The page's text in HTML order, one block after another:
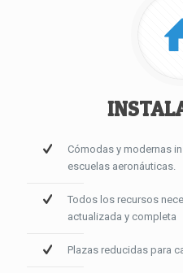
Cómodas y modernas
escuelas aeronáuticas.
Todos los recursos
actualizada y completa
Plazas reducidas para